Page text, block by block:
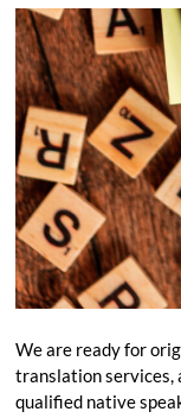
We are ready for
translation services,
qualified native